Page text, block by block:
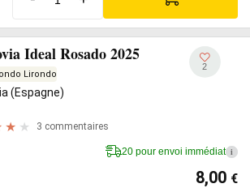
Ideal Rosado 2025
Lirondo
(Espagne)
3 commentaires
2
20 pour envoi immédiat i
8,00 €